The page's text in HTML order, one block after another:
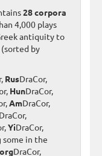
28 corpora
4,000 plays
antiquity to
by
RusDraCor,
HunDraCor,
AmDraCor,
DraCor,
YiDraCor,
some in the
DraCor,